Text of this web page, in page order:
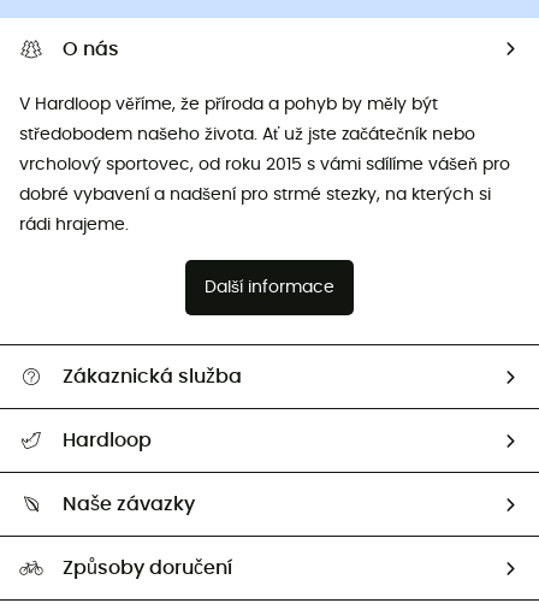
O nás
V Hardloop věříme, že příroda a pohyb by měly být
středobodem našeho života. Ať už jste začátečník nebo
vrcholový sportovec, od roku 2015 s vámi sdílíme vášeň pro
dobré vybavení a nadšení pro strmé stezky, na kterých si
rádi hrajeme.
Další informace
Zákaznická služba
Vrácení zboží a peněz
Hardloop
Naši Ambasadoři
Naše závazky
Způsoby doručení